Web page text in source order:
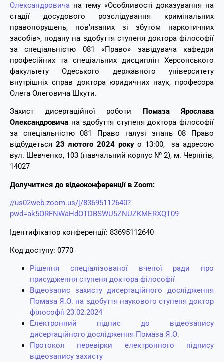
Олександровича на тему «Особливості доказування на
стадії досудового розслідування кримінальних
правопорушень, пов’язаних зі збутом наркотичних
засобів», подану на здобуття ступеня доктора філософії
за спеціальністю 081 «Право» завідувача кафедри
професійних та спеціальних дисциплін Херсонського
факультету Одеського державного університету
внутрішніх справ доктора юридичних наук, професора
Олега Олеговича Шкути.
Захист дисертаційної роботи
Помаза Ярослава
Олександровича на здобуття ступеня доктора філософії
за спеціальністю 081 Право галузі знань 08 Право
відбудеться 23 лютого 2024 рокуо 13:00, за адресою
вул. Шевченко, 103 (навчальний корпус № 2), м. Чернігів,
14027
Долучитися до відеоконференції в Zoom:
//us02web.zoom.us/j/83695112640?
pwd=ak5ORFNWaHdOTDBSWU5ZNUZKMERXQT09
Ідентифікатор конференції: 83695112640
Код доступу: 0770
Рішення спеціалізованої вченої ради про
присудження ступеня доктора філософії
Відеозапис захисту дисертаційного дослідження
Помаза Я.О. на здобуття наукового ступеня доктор
філософії 23.02.2024
Електронний підпис до відеозапису
дисертаційного дослідження Помаза Я.О.
Протокол перевірки електронного підпису
відеозапису захисту